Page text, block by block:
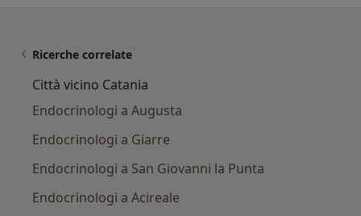
Ricerche correlate
Città vicino Catania
Endocrinologi a Augusta
Endocrinologi a Giarre
Endocrinologi a San Giovanni la Punta
Endocrinologi a Acireale